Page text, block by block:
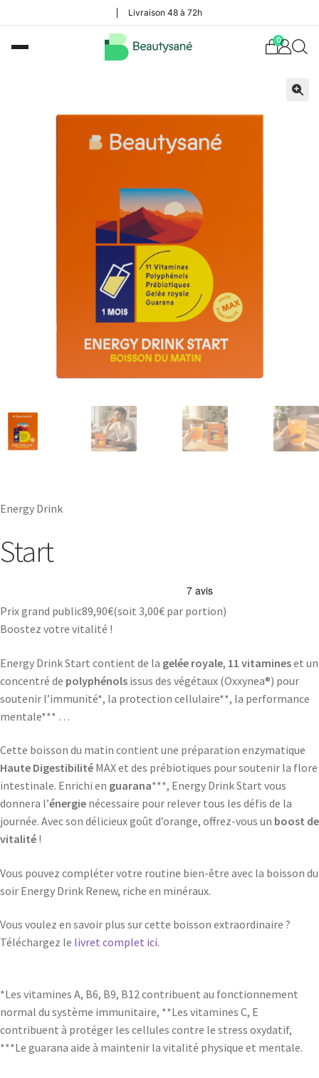
Livraison 48 à 72h
0
Energy Drink
Start
Prix grand public89,90€(soit 3,00€ par portion)
Boostez votre vitalité !
Energy Drink Start contient de la gelée royale, 11 vitamineset un
concentré de polyphénols issus des végétaux (Oxxynea®) pour
soutenir l’immunité*, la protection cellulaire**, la performance
mentale*** …
Cette boisson du matin contient une préparation enzymatique
Haute Digestibilité MAX et des prébiotiques pour soutenir la flore
intestinale. Enrichi en guarana***, Energy Drink Start vous
donnera l’énergie nécessaire pour relever tous les défis de la
journée. Avec son délicieux goût d’orange, offrez-vous un boost de
vitalité !
Vous pouvez compléter votre routine bien-être avec la boisson du
soir Energy Drink Renew, riche en minéraux.
Vous voulez en savoir plus sur cette boisson extraordinaire ?
Téléchargez le livret complet ici.
*Les vitamines A, B6, B9, B12 contribuent au fonctionnement
normal du système immunitaire, **Les vitamines C, E
contribuent à protéger les cellules contre le stress oxydatif,
***Le guarana aide à maintenir la vitalité physique et mentale.